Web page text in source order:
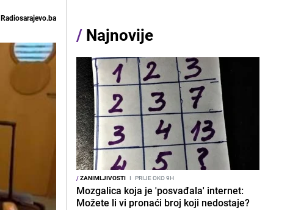
Radiosarajevo.ba
/ Najnovije
/ZANIMLJIVOSTI I PRIJE OKO 9H
Mozgalica koja je 'posvađala' internet:
Možete li vi pronaći broj koji nedostaje?